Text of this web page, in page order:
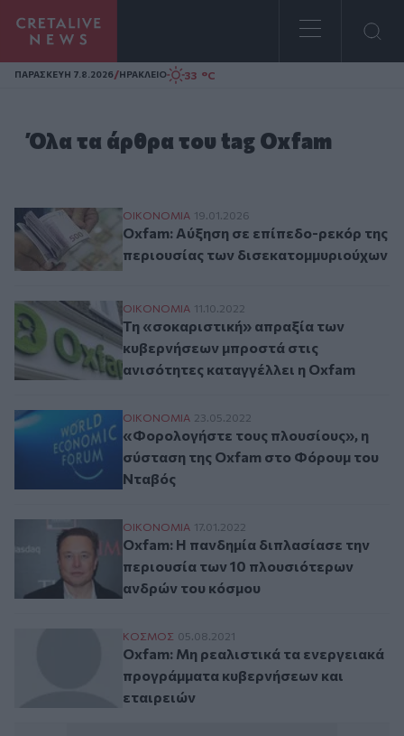
Homepage
ΠΑΡΑΣΚΕΥΗ 7.8.2026/ΗΡΑΚΛΕΙΟ 33 °C
Όλα τα άρθρα του tag Oxfam
Oxfam: Αύξηση σε επίπεδο-ρεκόρ της
ΟΙΚΟΝΟΜΙΑ 19.01.2026
Oxfam: Αύξηση σε επίπεδο-ρεκόρ της
περιουσίας των δισεκατομμυριούχων
Τη «σοκαριστική» απραξία των
ΟΙΚΟΝΟΜΙΑ 11.10.2022
Τη «σοκαριστική» απραξία των
κυβερνήσεων μπροστά στις
ανισότητες καταγγέλλει η Oxfam
«Φορολογήστε τους πλουσίους», η
ΟΙΚΟΝΟΜΙΑ 23.05.2022
«Φορολογήστε τους πλουσίους», η
σύσταση της Oxfam στο Φόρουμ του
Νταβός
Oxfam: Η πανδημία διπλασίασε την
ΟΙΚΟΝΟΜΙΑ 17.01.2022
Oxfam: Η πανδημία διπλασίασε την
περιουσία των 10 πλουσιότερων
ανδρών του κόσμου
Oxfam: Μη ρεαλιστικά τα ενεργειακά
ΚΟΣΜΟΣ 05.08.2021
Oxfam: Μη ρεαλιστικά τα ενεργειακά
προγράμματα κυβερνήσεων και
εταιρειών